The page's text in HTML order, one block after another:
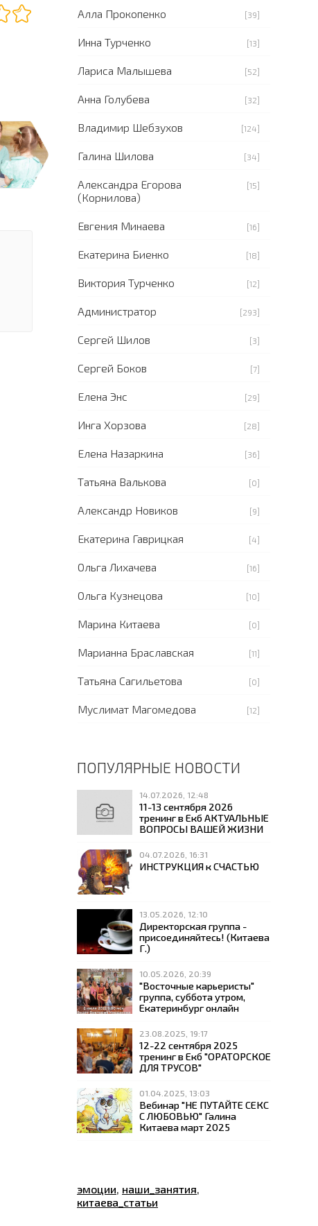
Алла Прокопенко [39]
Инна Турченко [13]
Лариса Малышева [52]
Анна Голубева [32]
Владимир Шебзухов [124]
Галина Шилова [34]
Александра Егорова
(Корнилова)
[15]
Евгения Минаева [16]
Екатерина Биенко [18]
Виктория Турченко [12]
Администратор [293]
Сергей Шилов [3]
Сергей Боков [7]
Елена Энс [29]
Инга Хорзова [28]
Елена Назаркина [36]
Татьяна Валькова [0]
Александр Новиков [9]
Екатерина Гаврицкая [4]
Ольга Лихачева [16]
Ольга Кузнецова [10]
Марина Китаева [0]
Марианна Браславская [11]
Татьяна Сагильетова [0]
Муслимат Магомедова [12]
ПОПУЛЯРНЫЕ НОВОСТИ
14.07.2026, 12:48
11-13 сентября 2026
тренинг в Екб АКТУАЛЬНЫЕ
ВОПРОСЫ ВАШЕЙ ЖИЗНИ
04.07.2026, 16:31
ИНСТРУКЦИЯ к СЧАСТЬЮ
13.05.2026, 12:10
Директорская группа -
присоединяйтесь! (Китаева
Г.)
10.05.2026, 20:39
"Восточные карьеристы"
группа, суббота утром,
Екатеринбург онлайн
23.08.2025, 19:17
12-22 сентября 2025
тренинг в Екб "ОРАТОРСКОЕ
ДЛЯ ТРУСОВ"
01.04.2025, 13:03
Вебинар "НЕ ПУТАЙТЕ СЕКС
С ЛЮБОВЬЮ" Галина
Китаева март 2025
эмоции, наши_занятия,
китаева_статьи